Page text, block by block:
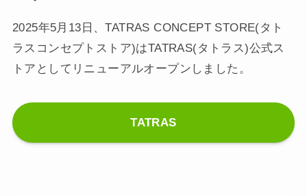
2025年5月13日、TATRAS CONCEPT STORE(タト
ラスコンセプトストア)はTATRAS(タトラス)公式ス
トアとしてリニューアルオープンしました。
TATRAS